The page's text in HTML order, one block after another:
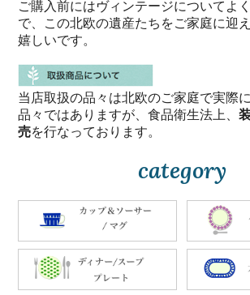
ご購入前にはヴィンテージについてよ
で、この北欧の遺産たちをご家庭に迎
嬉しいです。
当店取扱の品々は北欧のご家庭で実際
品々ではありますが、食品衛生法上、
売を行なっております。
category